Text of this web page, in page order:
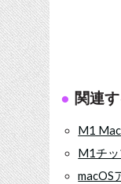
関連
M1
M1チッ
macOS